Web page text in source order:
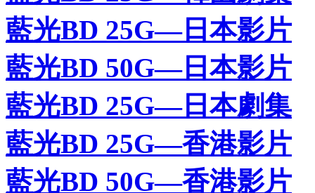
藍光BD 25G—日本影片
藍光BD 50G—日本影片
藍光BD 25G—日本劇集
藍光BD 25G—香港影片
藍光BD 50G—香港影片